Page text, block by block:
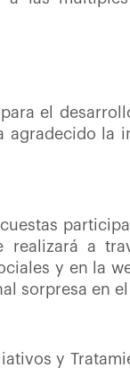
el
agradecido
a
y en la
sorpresa en
y